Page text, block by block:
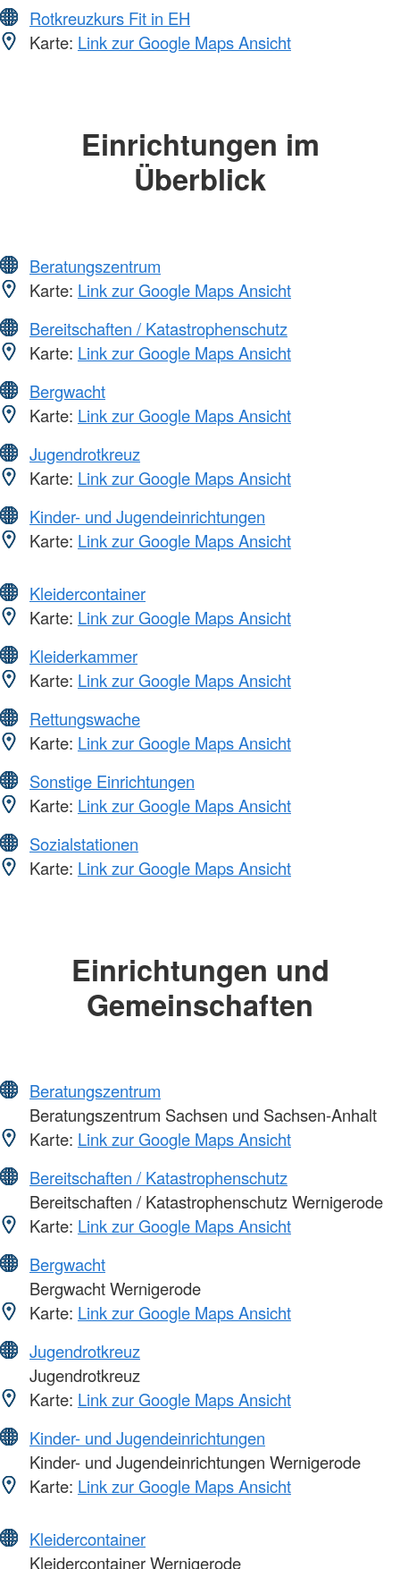
Rotkreuzkurs Fit in EH
Karte: Link zur Google Maps Ansicht
Einrichtungen im
Überblick
Beratungszentrum
Karte: Link zur Google Maps Ansicht
Bereitschaften / Katastrophenschutz
Karte: Link zur Google Maps Ansicht
Bergwacht
Karte: Link zur Google Maps Ansicht
Jugendrotkreuz
Karte: Link zur Google Maps Ansicht
Kinder- und Jugendeinrichtungen
Karte: Link zur Google Maps Ansicht
Kleidercontainer
Karte: Link zur Google Maps Ansicht
Kleiderkammer
Karte: Link zur Google Maps Ansicht
Rettungswache
Karte: Link zur Google Maps Ansicht
Sonstige Einrichtungen
Karte: Link zur Google Maps Ansicht
Sozialstationen
Karte: Link zur Google Maps Ansicht
Einrichtungen und
Gemeinschaften
Beratungszentrum
Beratungszentrum Sachsen und Sachsen-Anhalt
Karte: Link zur Google Maps Ansicht
Bereitschaften / Katastrophenschutz
Bereitschaften / Katastrophenschutz Wernigerode
Karte: Link zur Google Maps Ansicht
Bergwacht
Bergwacht Wernigerode
Karte: Link zur Google Maps Ansicht
Jugendrotkreuz
Jugendrotkreuz
Karte: Link zur Google Maps Ansicht
Kinder- und Jugendeinrichtungen
Kinder- und Jugendeinrichtungen Wernigerode
Karte: Link zur Google Maps Ansicht
Kleidercontainer
Kleidercontainer Wernigerode